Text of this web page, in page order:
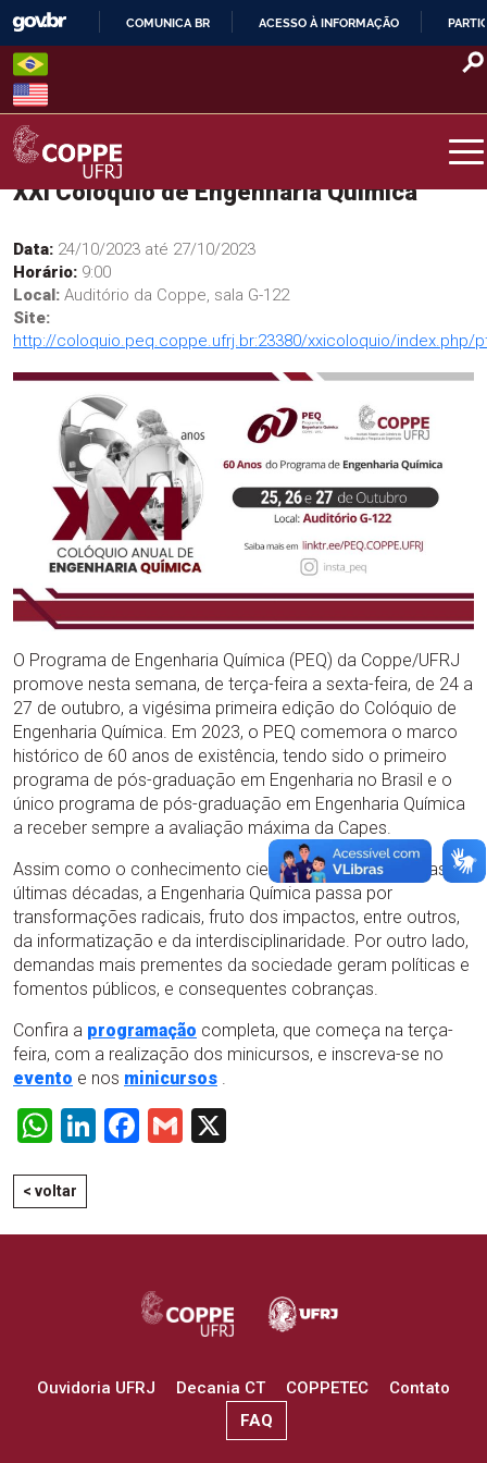
Skip
content
O
COMUNICA BR ACESSO À INFORMAÇÃO
COPPE – UFRJ
XXI Colóquio de Engenharia Química
Data: 24/10/2023 até 27/10/2023
Horário: 9:00
Local: Auditório da Coppe, sala G-122
Site:
http://coloquio.peq.coppe.ufrj.br:23380/xxicoloquio/index.php/
O Programa de Engenharia Química (PEQ) da Coppe/UFRJ
promove nesta semana, de terça-feira a sexta-feira, de 24 a
27 de outubro, a vigésima primeira edição do Colóquio de
Engenharia Química. Em 2023, o PEQ comemora o marco
histórico de 60 anos de existência, tendo sido o primeiro
programa de pós-graduação em Engenharia no Brasil e o
único programa de pós-graduação em Engenharia Química
a receber sempre a avaliação máxima da Capes.
Assim como o conhecimento científico-tecnológico das
últimas décadas, a Engenharia Química passa por
transformações radicais, fruto dos impactos, entre outros,
da informatização e da interdisciplinaridade. Por outro lado,
demandas mais prementes da sociedade geram políticas e
fomentos públicos, e consequentes cobranças.
Confira a programação completa, que começa na terça-
feira, com a realização dos minicursos, e inscreva-se no
evento e nos minicursos .
WhatsApp
LinkedIn
Facebook
Gmail
< voltar
Ouvidoria UFRJ Decania CT COPPETEC
Contato
FAQ